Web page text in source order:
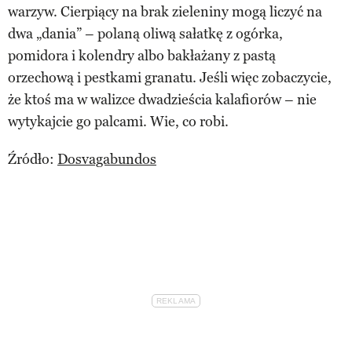
warzyw. Cierpiący na brak zieleniny mogą liczyć na
dwa „dania” – polaną oliwą sałatkę z ogórka,
pomidora i kolendry albo bakłażany z pastą
orzechową i pestkami granatu. Jeśli więc zobaczycie,
że ktoś ma w walizce dwadzieścia kalafiorów – nie
wytykajcie go palcami. Wie, co robi.
Źródło: Dosvagabundos